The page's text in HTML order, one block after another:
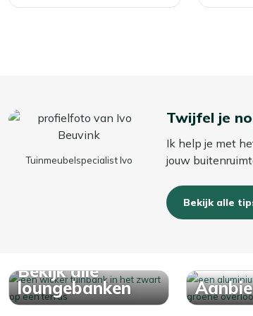
Tuinmeubelspecialist Ivo
Twijfel je
Ik help je met
jouw
Bekijk alle
Bekijk alle
loungebanken